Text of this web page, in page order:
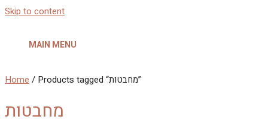
Skip to content
MAIN MENU
Home / Products tagged “מחבטות”
מחבטות